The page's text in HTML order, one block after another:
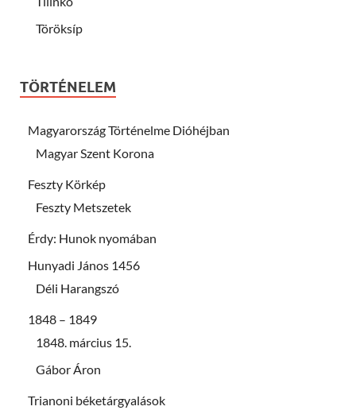
Töröksíp
TÖRTÉNELEM
Magyarország Történelme Dióhéjban
Magyar Szent Korona
Feszty Körkép
Feszty Metszetek
Érdy: Hunok nyomában
Hunyadi János 1456
Déli Harangszó
1848 – 1849
1848. március 15.
Gábor Áron
Trianoni béketárgyalások